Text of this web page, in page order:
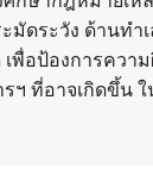
มัดระวัง ด้านทำ
พื่อป้องการควา
รฯ ที่อาจเกิดขึ้น